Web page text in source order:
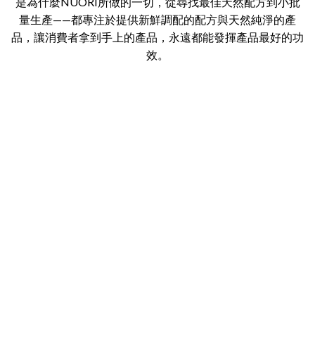
量生產——都專注於提供新鮮調配的配方與天然純淨的產
品，讓消費者拿到手上的產品，永遠都能發揮產品最好的功
效。